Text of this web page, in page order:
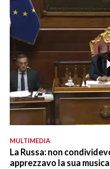
MULTIMEDIA
La Russa: non
apprezzavo la sua musica